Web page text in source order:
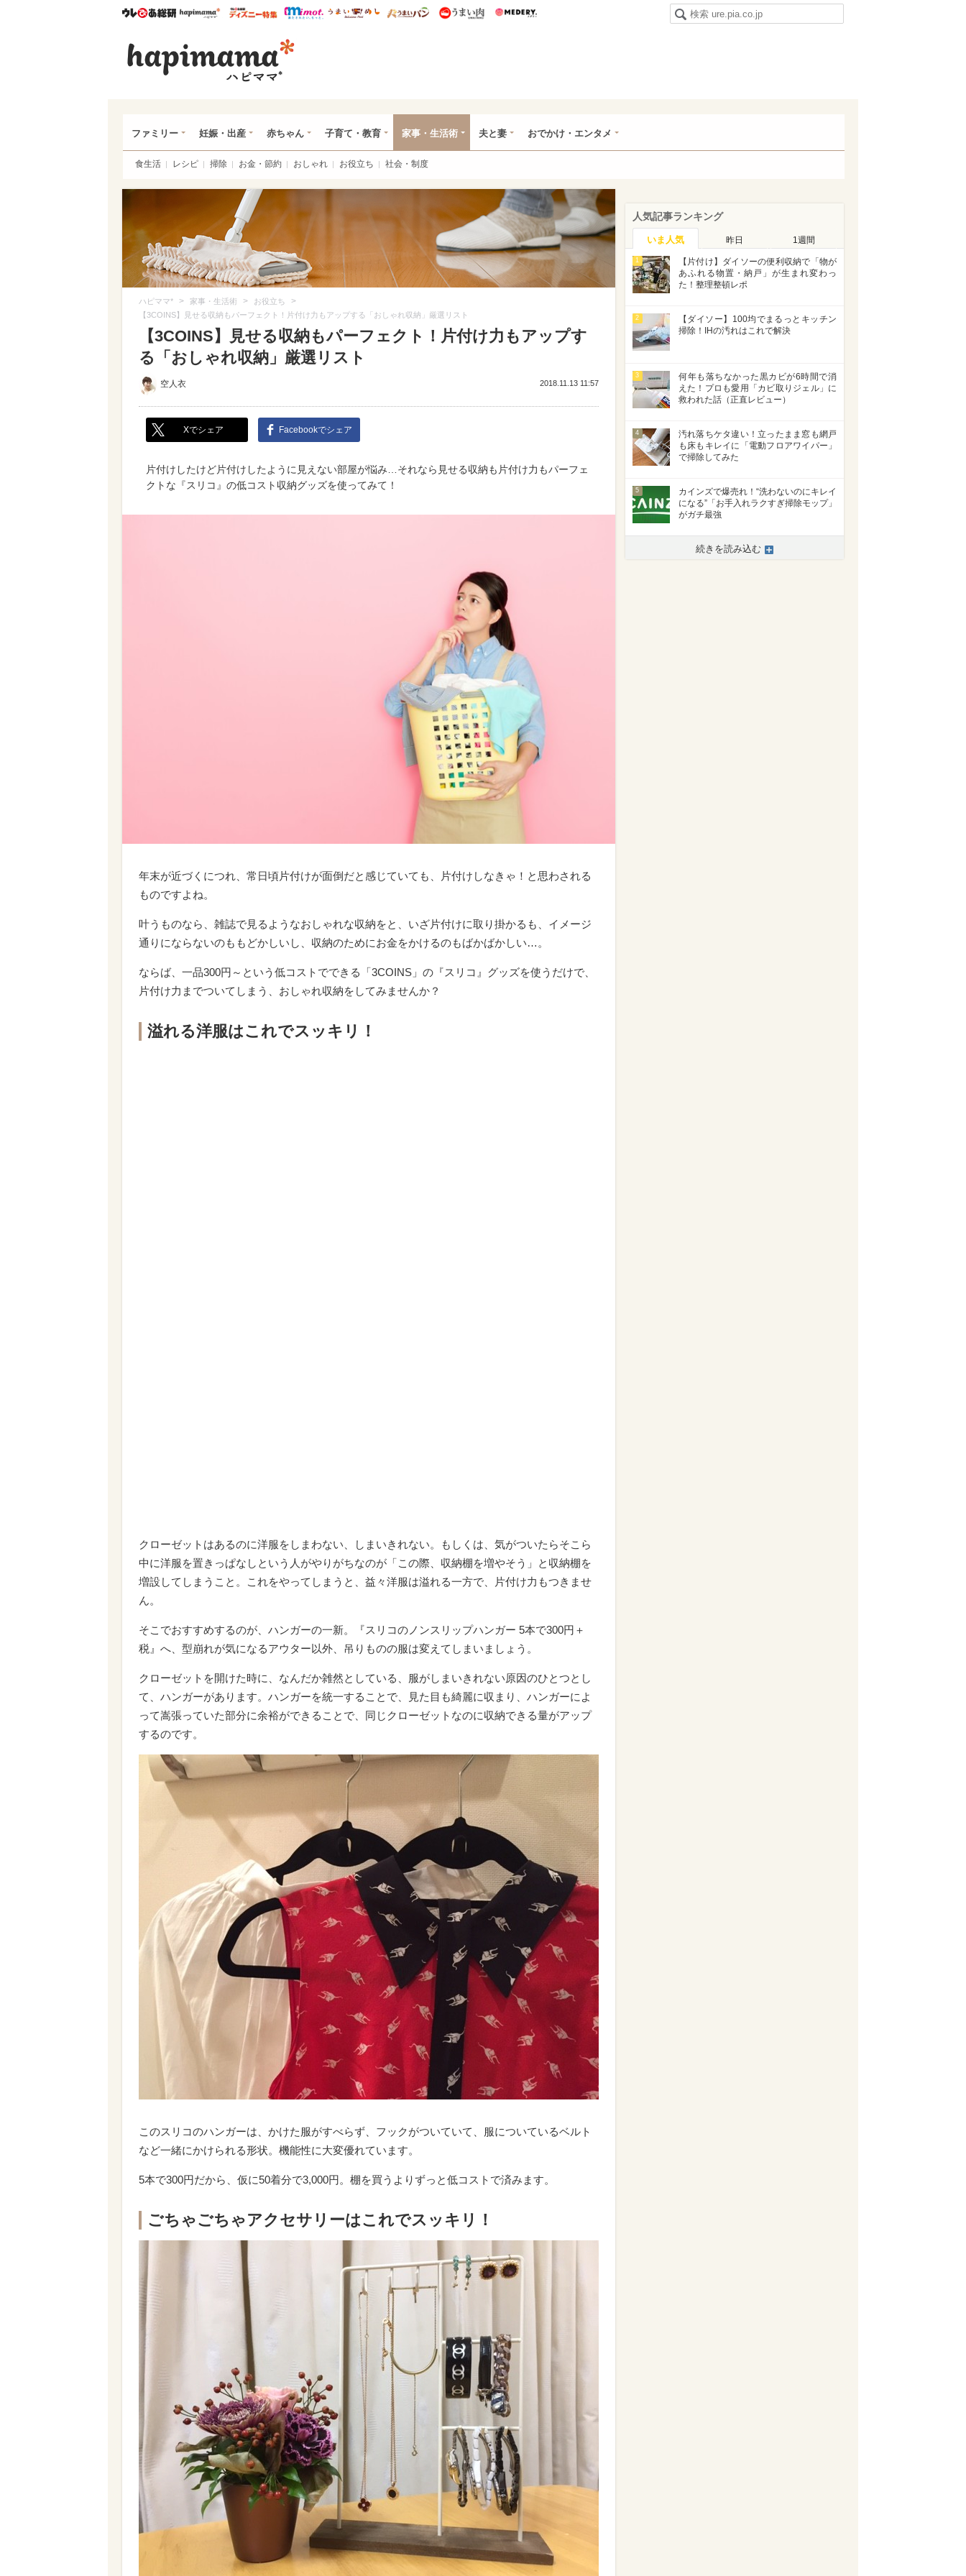
ウレぴあ総研ハピママ* ウレぴあ総研 ディズニー特集
mimot. うまいめし うまいパン うまい肉
ファミリー 妊娠・出産 赤ちゃん 子育て・教育 家事・生活術 夫と妻 おでかけ・エンタメ
食生活 レシピ 掃除 お金・節約 おしゃれ お役立ち 社会・制度
ハピママ* > 家事・生活術 > お役立ち >
【3COINS】見せる収納もパーフェクト！片付け力もアップする「おしゃれ収納」厳選リスト
【3COINS】見せる収納もパーフェクト！片付け力もアップす
る「おしゃれ収納」厳選リスト
空人衣 2018.11.13 11:57
Xでシェア Facebookでシェア
片付けしたけど片付けしたように見えない部屋が悩み…それなら見せる収納も片付け力もパーフェ
クトな『スリコ』の低コスト収納グッズを使ってみて！
年末が近づくにつれ、常日頃片付けが面倒だと感じていても、片付けしなきゃ！と思わされる
ものですよね。
叶うものなら、雑誌で見るようなおしゃれな収納をと、いざ片付けに取り掛かるも、イメージ
通りにならないのももどかしいし、収納のためにお金をかけるのもばかばかしい…。
ならば、一品300円～という低コストでできる「3COINS」の『スリコ』グッズを使うだけで、
片付け力までついてしまう、おしゃれ収納をしてみませんか？
溢れる洋服はこれでスッキリ！
クローゼットを開けた時に、なんだか雑然としている、服がしまいきれない原因のひとつとし
て、ハンガーがあります。ハンガーを統一することで、見た目も綺麗に収まり、ハンガーによ
って嵩張っていた部分に余裕ができることで、同じクローゼットなのに収納できる量がアップ
このスリコのハンガーは、かけた服がすべらず、フックがついていて、服についているベルト
など一緒にかけられる形状。機能性に大変優れています。
5本で300円だから、仮に50着分で3,000円。棚を買うよりずっと低コストで済みます。
ごちゃごちゃアクセサリーはこれでスッキリ！
細々としていて、形も大きさもバラバラなアクセサリー。そのため、買ったときの箱に入れ
て、使うときにはそこから取り出す…を繰り返している人も多いのではないでしょうか。でも
これってとても面倒で、使いたいときに使えないジレンマもありますよね。
そこでおすすめするのが『スリコのアクセホルダー 2色展開 300円＋税』。
人気記事ランキング
いま人気 昨日 1週間
1
【片付け】ダイソーの便利収納で「物が
あふれる物置・納戸」が生まれ変わっ
た！整理整頓レポ
2
【ダイソー】100均でまるっとキッチン
掃除！IHの汚れはこれで解決
3
何年も落ちなかった黒カビが6時間で消
えた！プロも愛用「カビ取りジェル」に
救われた話（正直レビュー）
4
汚れ落ちケタ違い！立ったまま窓も網戸
も床もキレイに「電動フロアワイパー」
で掃除してみた
5
カインズで爆売れ！“洗わないのにキレイ
になる”「お手入れラクすぎ掃除モップ」
がガチ最強
続きを読み込む